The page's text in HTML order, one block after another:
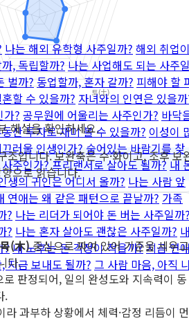
나는 해외 유학형 사주일까? 해외 취업
, 독립할까? 나는 사업해도 되는 사주
벌까?동업할까, 혼자 갈까? 피해야 할
할 수 있을까? 자녀와의 인연은 있을
가? 공무원에 어울리는 사주인가? 바닥
산 투자로 재미 볼 수 있을까? 이성이
러울 인생인가? 숨어있는 바람기를 찾
주인가? 프리랜서로 살아도 될까? 내
생의 귀인은 어디서 올까? 나는 사람 앞
연애는 왜 같은 패턴으로 끝날까?가족
? 나는 리더가 되어야 돈 버는 사주일까
? 나는 혼자 살아도 괜찮은 사주일까?
?내 노후는 돈 걱정이 적을까?지금 연
지금 보내도 될까? 그 사람 마음, 아직
해설을 확인하세요.
조입니다. 보완축은 수·화이고, 조후 보
으로 읽습니다.
목(木)중심으로 짜여 있어 기준을 세우고
다.
로 판정되어, 일의 완성도와 지속력이 동
.
라 과부하 상황에서 체력·감정 리듬이 먼